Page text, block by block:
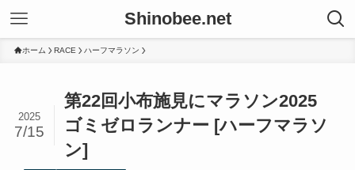
Shinobee.net
ホーム RACE ハーフマラソン
第22回小布施見にマラソン2025
ゴミゼロランナー [ハーフマラソ
ン]
2025
7/15